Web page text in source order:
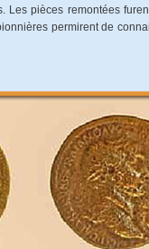
Les pièces remontées
permirent de